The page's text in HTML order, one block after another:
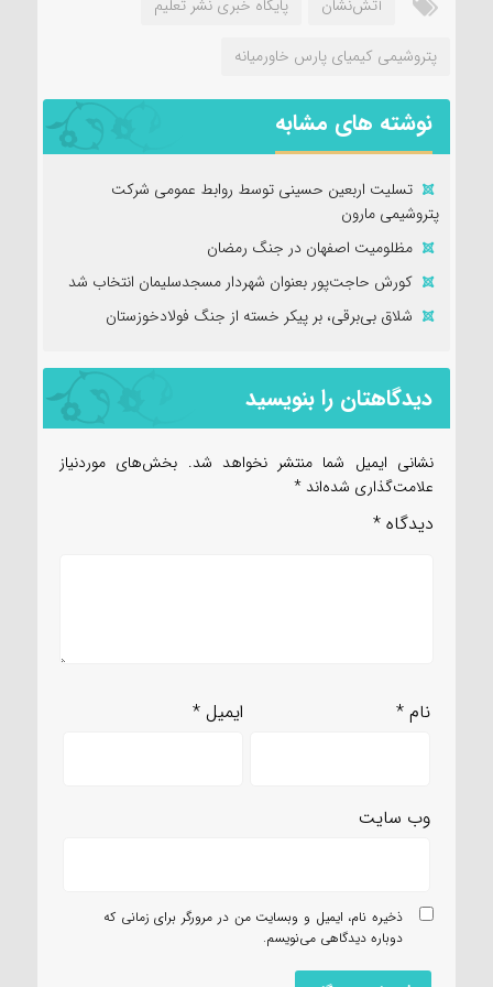
آتش‌نشان پایگاه خبری نشر تعلیم
پتروشیمی کیمیای پارس خاورمیانه
نوشته های مشابه
تسلیت اربعین حسینی توسط روابط عمومی شرکت
پتروشیمی مارون
مظلومیت اصفهان در جنگ رمضان
کورش حاجت‌پور بعنوان شهردار مسجدسلیمان انتخاب شد
شلاق‌ بی‌برقی، بر پیکر خسته‌ از جنگ فولادخوزستان
دیدگاهتان را بنویسید
نشانی ایمیل شما منتشر نخواهد شد. بخش‌های موردنیاز
علامت‌گذاری شده‌اند *
دیدگاه *
نام* ایمیل*
وب‌ سایت
ذخیره نام، ایمیل و وبسایت من در مرورگر برای زمانی که
دوباره دیدگاهی می‌نویسم.